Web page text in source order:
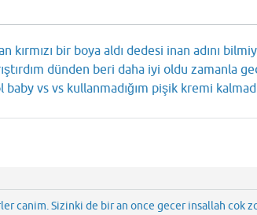
bir boya aldı dedesi inan adını
dünden beri daha iyi oldu zamanla
vs vs kullanmadığım pişik kremi
canim. Sizinki de bir an once gecer insallah cok